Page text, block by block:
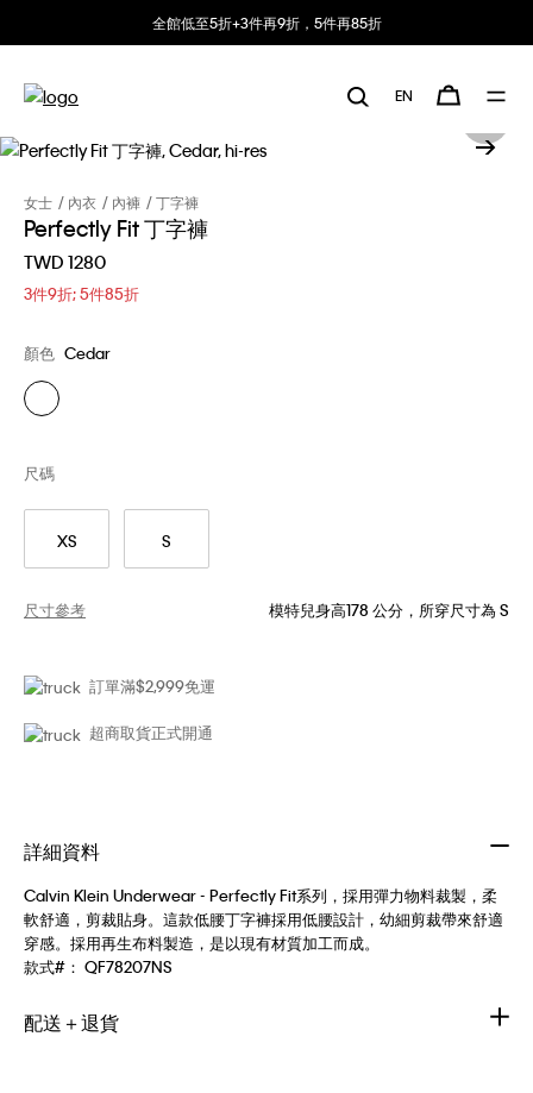
全館低至5折+3件再9折，5件再85折
EN
女士 內衣 內褲 丁字褲
Perfectly Fit 丁字褲
TWD 1280
3件9折; 5件85折
顏色 Cedar
XS S
尺碼
尺寸參考 模特兒身高178 公分，所穿尺寸為 S
訂單滿$2,999免運
超商取貨正式開通
詳細資料
Calvin Klein Underwear - Perfectly Fit系列，採用彈力物料裁製，柔
軟舒適，剪裁貼身。這款低腰丁字褲採用低腰設計，幼細剪裁帶來舒適
穿感。採用再生布料製造，是以現有材質加工而成。
款式#： QF78207NS
配送＋退貨